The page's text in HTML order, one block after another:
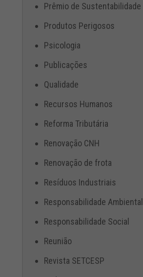
Prêmio de Sustentabilidade
Produtos Perigosos
Psicologia
Publicações
Qualidade
Recursos Humanos
Reforma Tributária
Renovação CNH
Renovação de frota
Resíduos Industriais
Responsabilidade Ambiental
Responsabilidade Social
Reunião
Revista SETCESP